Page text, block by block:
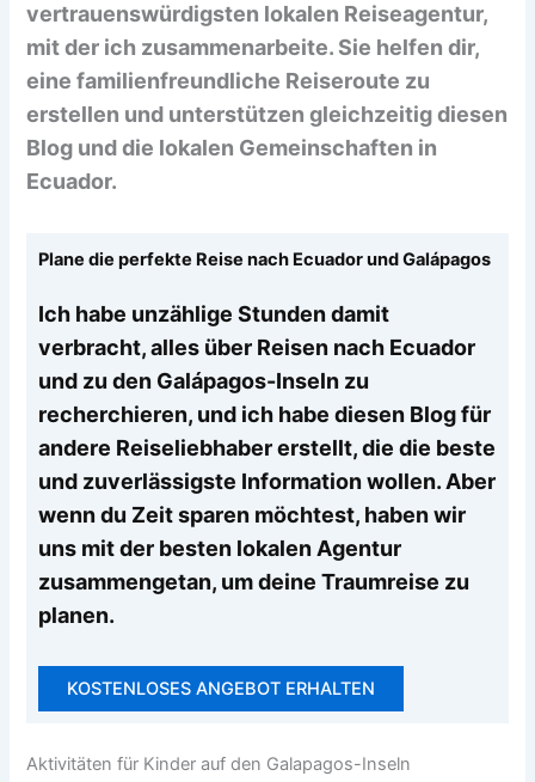
vertrauenswürdigsten lokalen Reiseagentur,
mit der ich zusammenarbeite. Sie helfen dir,
eine familienfreundliche Reiseroute zu
erstellen und unterstützen gleichzeitig diesen
Blog und die lokalen Gemeinschaften in
Ecuador.
Plane die perfekte Reise nach Ecuador und Galápagos
Ich habe unzählige Stunden damit
verbracht, alles über Reisen nach Ecuador
und zu den Galápagos-Inseln zu
recherchieren, und ich habe diesen Blog für
andere Reiseliebhaber erstellt, die die beste
und zuverlässigste Information wollen. Aber
wenn du Zeit sparen möchtest, haben wir
uns mit der besten lokalen Agentur
zusammengetan, um deine Traumreise zu
planen.
KOSTENLOSES ANGEBOT ERHALTEN
Aktivitäten für Kinder auf den Galapagos-Inseln